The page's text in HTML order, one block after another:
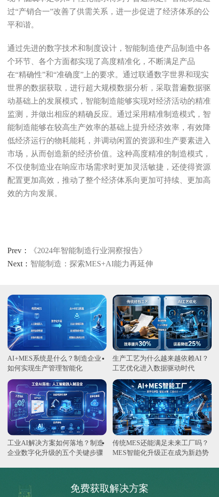
过“产销合一”改善了供需关系，进一步促进了经济体系的公
平和谐。
通过先进的数字技术和制度设计，智能制造使产品制造中各
个环节、各个方面都实现了高度精准化，不断满足产品
在“精确性”和“准确度”上的要求。通过联通数字世界和现实
世界的数据获取，进行超大规模数据分析，采取普遍数据驱
动基础上的发展模式，智能制造能够实现对经济活动的精准
监测，并做出相应的精确反应。通过采用精准制造模式，智
能制造能够在较高生产效率的基础上提升经济效率，有效降
低经济运行的物耗能耗，并调动闲置的资源和生产要素进入
市场，从而创造新的经济价值。这种高度精准的制造模式，
不仅使制造业在响应市场需求时更加灵活敏捷，还使得资源
配置更加高效，推动了整个经济体系向更加可持续、更加高
效的方向发展。
Prev：
《2024年智能制造行业洞察报告》
Next： 智能制造：探索MES+AI能力再延伸
AI+MES系统是什么？制造企业
如何实现生产管理智能化
生产工艺为什么越来越依赖AI？
工艺优化进入数据驱动时代
工业AI解决方案如何落地？制造
企业数字化升级的五个关键步骤
传统MES还能满足未来工厂吗？
MES智能化升级正在成为新趋势
免费获取解决方案